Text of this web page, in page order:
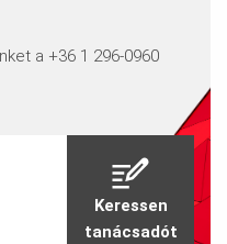
a +36 1 296-0960
Keressen
tanácsadót